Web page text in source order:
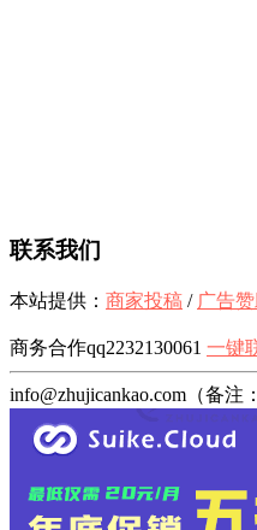
联系我们
本站提供： 商家投稿 / 广告
商务合作qq2232130061 一键
info@zhujicankao.com（备注